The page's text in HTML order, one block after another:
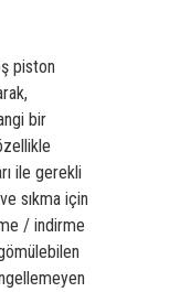
piston
bir
ile gerekli
sıkma için
/ indirme